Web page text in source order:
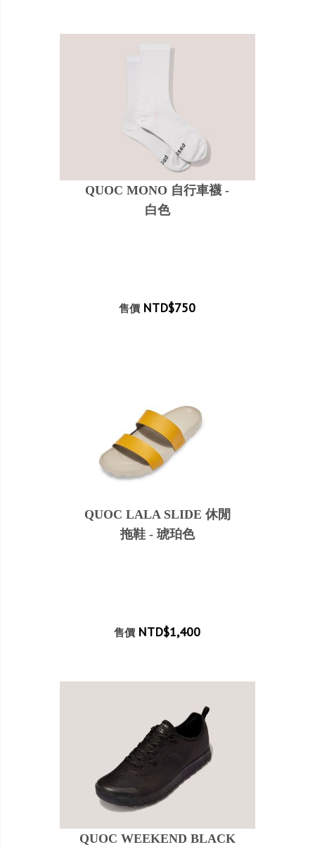
QUOC MONO 自行車襪 -
白色
售價 NTD$750
QUOC LALA SLIDE 休閒
拖鞋 - 琥珀色
售價 NTD$1,400
QUOC WEEKEND BLACK